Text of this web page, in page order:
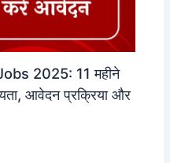
2025: 11 महीने
आवेदन प्रक्रिया और